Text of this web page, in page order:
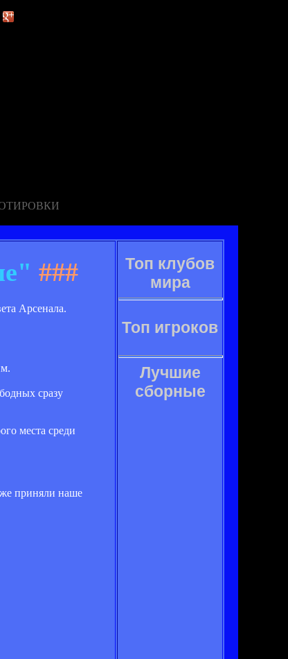
###
Арсенала.
сразу
места среди
приняли наше
Топ клубов
мира
Топ игроков
Лучшие
сборные